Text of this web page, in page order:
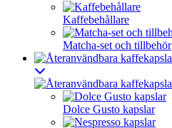
Kaffebehållare
Matcha-set och tillbehör
Dolce Gusto kapslar